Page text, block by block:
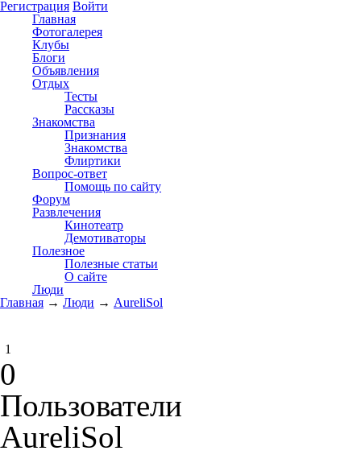
Регистрация Войти
Главная
Фотогалерея
Клубы
Блоги
Объявления
Отдых
Тесты
Рассказы
Знакомства
Признания
Знакомства
Флиртики
Вопрос-ответ
Помощь по сайту
Форум
Развлечения
Кинотеатр
Демотиваторы
Полезное
Полезные статьи
О сайте
Люди
Главная → Люди → AureliSol
1
0
Пользователи
AureliSol